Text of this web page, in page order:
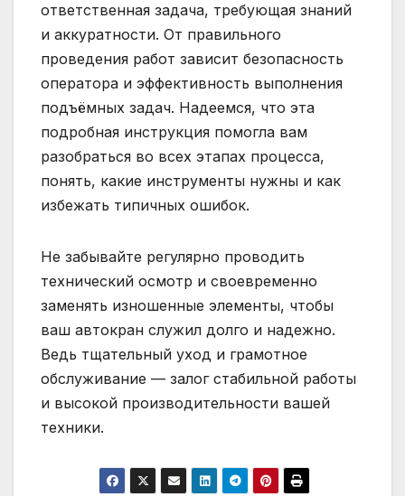
ответственная задача, требующая знаний
и аккуратности. От правильного
проведения работ зависит безопасность
оператора и эффективность выполнения
подъёмных задач. Надеемся, что эта
подробная инструкция помогла вам
разобраться во всех этапах процесса,
понять, какие инструменты нужны и как
избежать типичных ошибок.
Не забывайте регулярно проводить
технический осмотр и своевременно
заменять изношенные элементы, чтобы
ваш автокран служил долго и надежно.
Ведь тщательный уход и грамотное
обслуживание — залог стабильной работы
и высокой производительности вашей
техники.